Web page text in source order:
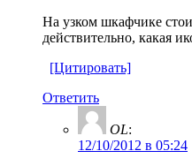
На узком шкафчике
действительно, какая
[Цитировать]
Ответить
OL:
12/10/2012 в 05:24